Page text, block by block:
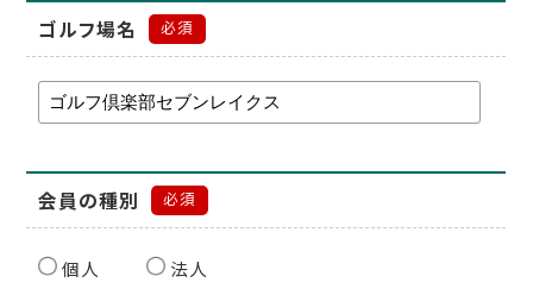
ゴルフ場名 必須
会員の種別 必須
個人 法人